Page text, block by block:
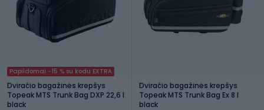
Papildomai -15 % su kodu EXTRA
Dviračio bagažinės krepšys
Topeak MTS Trunk Bag DXP 22,6 l
black
Dviračio bagažinės krepšys
Topeak MTS Trunk Bag Ex 8 l
black